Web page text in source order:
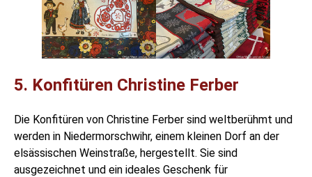
5. Konfitüren Christine Ferber
Die Konfitüren von Christine Ferber sind weltberühmt und
werden in Niedermorschwihr, einem kleinen Dorf an der
elsässischen Weinstraße, hergestellt. Sie sind
ausgezeichnet und ein ideales Geschenk für